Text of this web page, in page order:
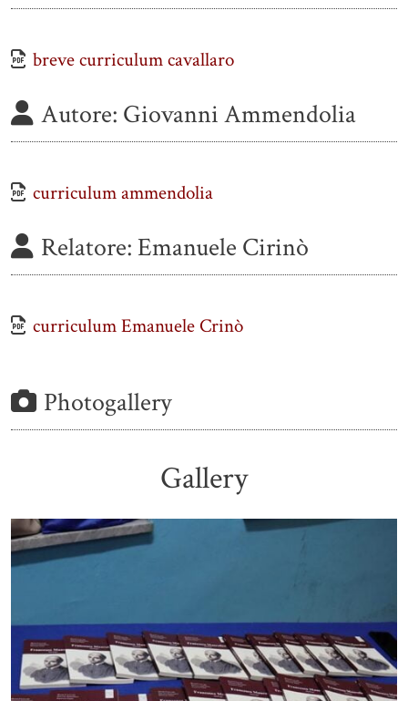
breve curriculum cavallaro
Autore: Giovanni Ammendolia
curriculum ammendolia
Relatore:Emanuele Cirinò
curriculum Emanuele Crinò
Photogallery
Gallery